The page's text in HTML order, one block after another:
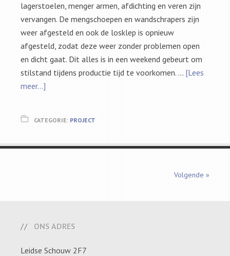
lagerstoelen, menger armen, afdichting en veren zijn
vervangen. De mengschoepen en wandschrapers zijn
weer afgesteld en ook de losklep is opnieuw
afgesteld, zodat deze weer zonder problemen open
en dicht gaat. Dit alles is in een weekend gebeurt om
stilstand tijdens productie tijd te voorkomen. … [Lees
meer...]
CATEGORIE: PROJECT
Volgende »
ONS ADRES
Leidse Schouw 2F7